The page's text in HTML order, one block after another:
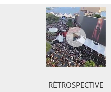
RÉTROSPECTIVE